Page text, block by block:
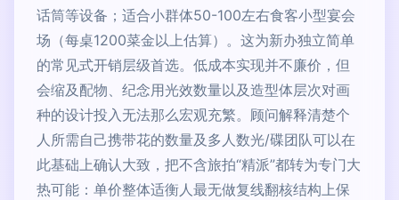
话筒等设备；适合小群体50-100左右食客小型宴会
场（每桌1200菜金以上估算）。这为新办独立简单
的常见式开销层级首选。低成本实现并不廉价，但
会缩及配物、纪念用光效数量以及造型体层次对画
种的设计投入无法那么宏观充繁。顾问解释清楚个
人所需自己携带花的数量及多人数光/碟团队可以在
此基础上确认大致，把不含旅拍“精派”都转为专门大
热可能：单价整体适衡人最无做复线翻核结构上保